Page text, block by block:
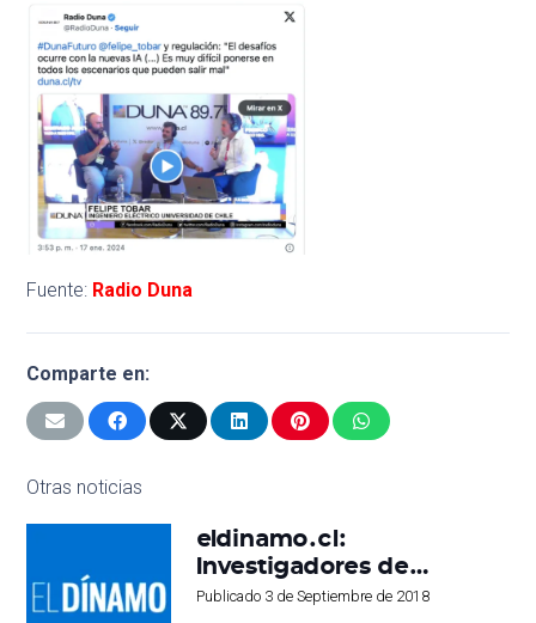
Fuente: Radio Duna
Comparte en:
Otras noticias
eldinamo.cl:
Investigadores de…
Publicado 3 de Septiembre de 2018